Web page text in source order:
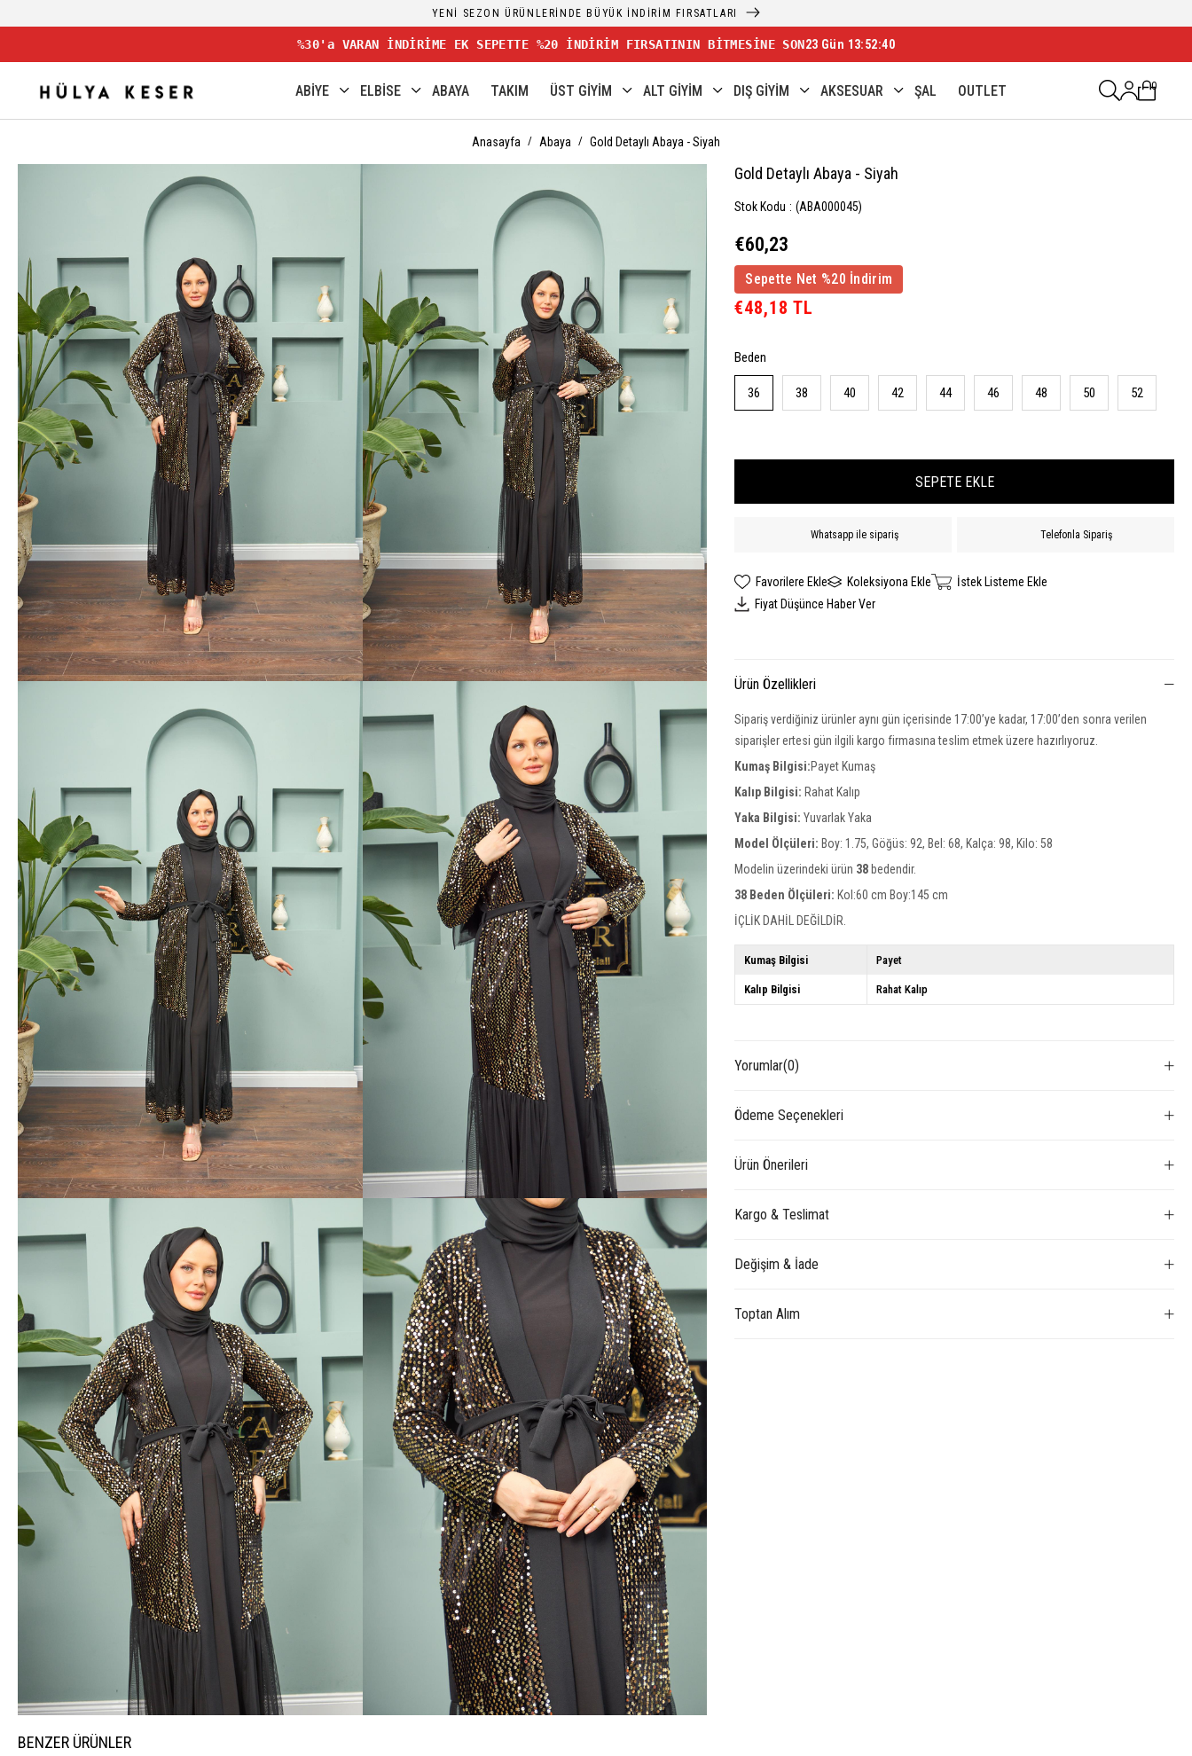
YENİ SEZON ÜRÜNLERİNDE BÜYÜK İNDİRİM FIRSATLARI
%30'a VARAN İNDİRİME EK SEPETTE %20 İNDİRİM FIRSATININ BİTMESİNE SON23 Gün 13:52:38
ABİYE ELBİSE ABAYA TAKIM ÜST GİYİM ALT GİYİM DIŞ GİYİM AKSESUAR ŞAL OUTLET 0
Anasayfa Abaya Gold Detaylı Abaya - Siyah
Gold Detaylı Abaya - Siyah
Stok Kodu (ABA000045)
€60,23
Sepette Net %20 İndirim
€48,18 TL
Beden
36 38 40 42 44 46 48 50 52
Whatsapp ile sipariş Telefonla Sipariş
Favorilere Ekle Koleksiyona Ekle
İstek Listeme Ekle
Fiyat Düşünce Haber Ver
Ürün Özellikleri
Sipariş verdiğiniz ürünler aynı gün içerisinde 17:00’ye kadar, 17:00’den sonra verilen
siparişler ertesi gün ilgili kargo firmasına teslim etmek üzere hazırlıyoruz.
Kumaş Bilgisi:Payet Kumaş
Kalıp Bilgisi: Rahat Kalıp
Yaka Bilgisi: Yuvarlak Yaka
Model Ölçüleri: Boy: 1.75, Göğüs: 92, Bel: 68, Kalça: 98, Kilo: 58
Modelin üzerindeki ürün 38 bedendir.
38 Beden Ölçüleri: Kol:60 cm Boy:145 cm
İÇLİK DAHİL DEĞİLDİR.
Kumaş Bilgisi Payet
Kalıp Bilgisi Rahat Kalıp
Yorumlar(0)
Ödeme Seçenekleri
Ürün Önerileri
Kargo & Teslimat
Değişim & İade
Toptan Alım
BENZER ÜRÜNLER